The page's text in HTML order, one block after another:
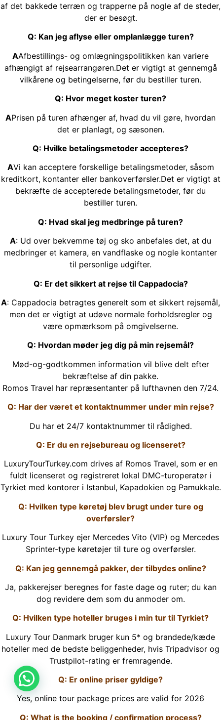
af det bakkede terræn og trapperne på nogle af de steder,
der er besøgt.
Q: Kan jeg aflyse eller omplanlægge turen?
AAfbestillings- og omlægningspolitikken kan variere
afhængigt af rejsearrangøren.Det er vigtigt at gennemgå
vilkårene og betingelserne, før du bestiller turen.
Q: Hvor meget koster turen?
APrisen på turen afhænger af, hvad du vil gøre, hvordan
det er planlagt, og sæsonen.
Q: Hvilke betalingsmetoder accepteres?
AVi kan acceptere forskellige betalingsmetoder, såsom
kreditkort, kontanter eller bankoverførsler.Det er vigtigt at
bekræfte de accepterede betalingsmetoder, før du
bestiller turen.
Q: Hvad skal jeg medbringe på turen?
A: Ud over bekvemme tøj og sko anbefales det, at du
medbringer et kamera, en vandflaske og nogle kontanter
til personlige udgifter.
Q: Er det sikkert at rejse til Cappadocia?
A: Cappadocia betragtes generelt som et sikkert rejsemål,
men det er vigtigt at udøve normale forholdsregler og
være opmærksom på omgivelserne.
Q: Hvordan møder jeg dig på min rejsemål?
Mød-og-godtkommen information vil blive delt efter
bekræftelse af din pakke.
Romos Travel har repræsentanter på lufthavnen den 7/24.
Q: Har der været et kontaktnummer under min rejse?
Du har et 24/7 kontaktnummer til rådighed.
Q: Er du en rejsebureau og licenseret?
LuxuryTourTurkey.com drives af Romos Travel, som er en
fuldt licenseret og registreret lokal DMC-turoperatør i
Tyrkiet med kontorer i Istanbul, Kapadokien og Pamukkale.
Q: Hvilken type køretøj blev brugt under ture og
overførsler?
Luxury Tour Turkey ejer Mercedes Vito (VIP) og Mercedes
Sprinter-type køretøjer til ture og overførsler.
Q: Kan jeg gennemgå pakker, der tilbydes online?
Ja, pakkerejser beregnes for faste dage og ruter; du kan
dog revidere dem som du anmoder om.
Q: Hvilken type hoteller bruges i min tur til Tyrkiet?
Luxury Tour Danmark bruger kun 5* og brandede/kæde
hoteller med de bedste beliggenheder, hvis Tripadvisor og
Trustpilot-rating er fremragende.
Q: Er online priser gyldige?
Yes, online tour package prices are valid for 2026
Q: What is the booking / confirmation process?